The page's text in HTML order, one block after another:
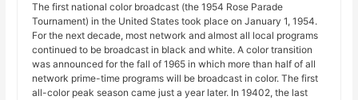
The first national color broadcast (the 1954 Rose Parade
Tournament) in the United States took place on January 1, 1954.
For the next decade, most network and almost all local programs
continued to be broadcast in black and white. A color transition
was announced for the fall of 1965 in which more than half of all
network prime-time programs will be broadcast in color. The first
all-color peak season came just a year later. In 19402, the last